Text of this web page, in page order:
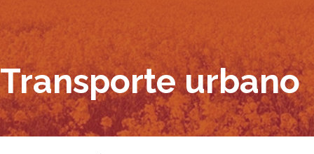
Transporte urbano